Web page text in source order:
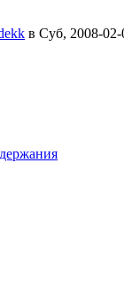
в Суб, 2008-02-